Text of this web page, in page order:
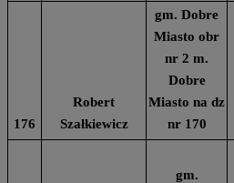
176
Robert
Szałkiewicz
gm. Dobre
Miasto obr
nr 2 m.
Dobre
Miasto na dz
nr 170
gm.